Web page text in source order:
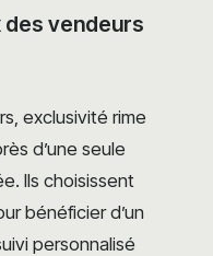
des vendeurs
exclusivité rime
d’une seule
Ils choisissent
bénéficier d’un
personnalisé